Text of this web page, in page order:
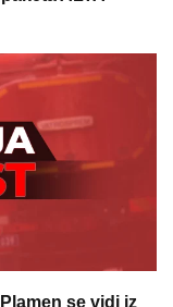
se vidi iz